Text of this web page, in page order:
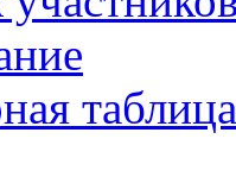
таблица